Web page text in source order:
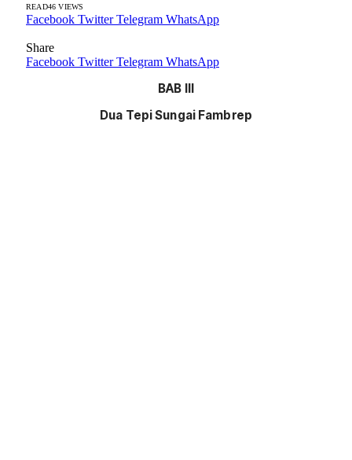
READ46VIEWS
Facebook Twitter Telegram WhatsApp
Share
Facebook Twitter Telegram WhatsApp
BAB III
Dua Tepi Sungai Fambrep